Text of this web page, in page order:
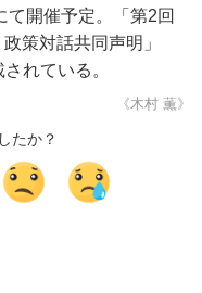
開催予定。「第2回
策対話共同声明」
れている。
《木村 薫》
たか？